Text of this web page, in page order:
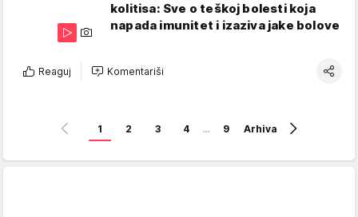
kolitisa: Sve o teškoj bolesti koja
napada imunitet i izaziva jake bolove
Reaguj Komentariši
1 2 3 4 … 9 Arhiva